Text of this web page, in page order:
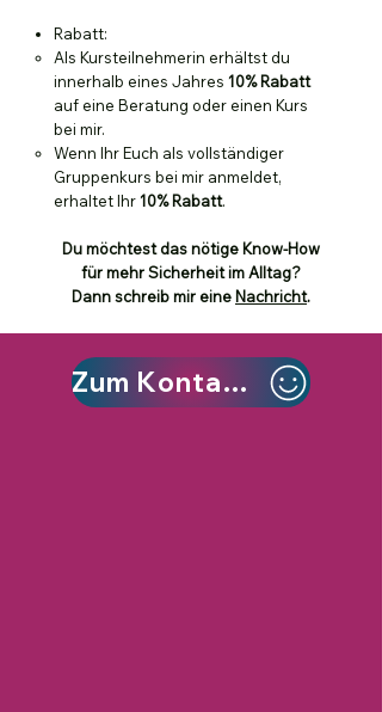
Rabatt:
Als Kursteilnehmerin erhältst du
innerhalb eines Jahres 10% Rabatt
auf eine Beratung oder einen Kurs
bei mir​.
Wenn Ihr Euch als vollständiger
Gruppenkurs bei mir anmeldet,
erhaltet Ihr10% Rabatt.
Du möchtest das nötige Know-How
für mehr Sicherheit im Alltag?
Dann schreib mir eine Nachricht.
Zum Kontaktformular